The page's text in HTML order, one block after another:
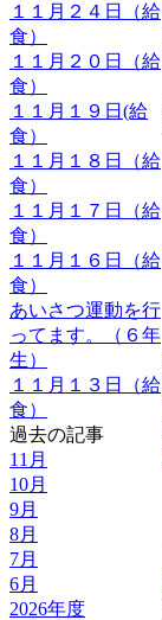
１１月２４日（給
食）
１１月２０日（給
食）
１１月１９日(給
食）
１１月１８日（給
食）
１１月１７日（給
食）
１１月１６日（給
食）
あいさつ運動を行
ってます。（６年
生）
１１月１３日（給
食）
過去の記事
11月
10月
9月
8月
7月
6月
2026年度